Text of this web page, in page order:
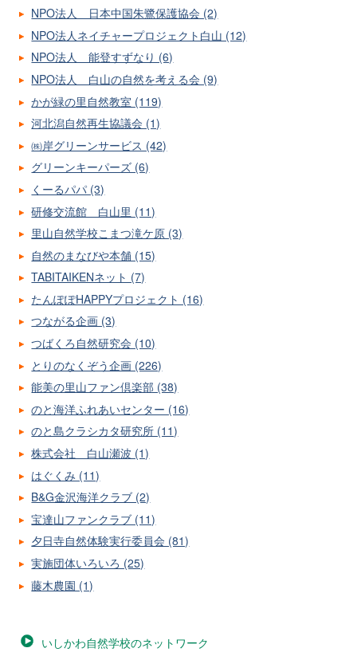
NPO法人 日本中国朱鷺保護協会 (2)
NPO法人ネイチャープロジェクト白山 (12)
NPO法人 能登すずなり (6)
NPO法人 白山の自然を考える会 (9)
かが緑の里自然教室 (119)
河北潟自然再生協議会 (1)
㈱岸グリーンサービス (42)
グリーンキーパーズ (6)
くーるパパ (3)
研修交流館 白山里 (11)
里山自然学校こまつ滝ケ原 (3)
自然のまなびや本舗 (15)
TABITAIKENネット (7)
たんぽぽHAPPYプロジェクト (16)
つながる企画 (3)
つばくろ自然研究会 (10)
とりのなくぞう企画 (226)
能美の里山ファン倶楽部 (38)
のと海洋ふれあいセンター (16)
のと島クラシカタ研究所 (11)
株式会社 白山瀬波 (1)
はぐくみ (11)
B&G金沢海洋クラブ (2)
宝達山ファンクラブ (11)
夕日寺自然体験実行委員会 (81)
実施団体いろいろ (25)
藤木農園 (1)
いしかわ自然学校のネットワーク